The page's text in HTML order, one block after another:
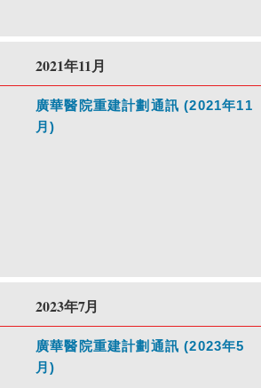
2021年11月
廣華醫院重建計劃通訊 (2021年11
月)
2023年7月
廣華醫院重建計劃通訊 (2023年5
月)